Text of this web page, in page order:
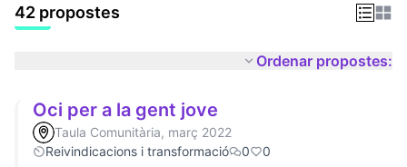
42 propostes
Ordenar propostes:
Oci per a la gent jove
Taula Comunitària, març 2022
Reivindicacions i transformació
0 0